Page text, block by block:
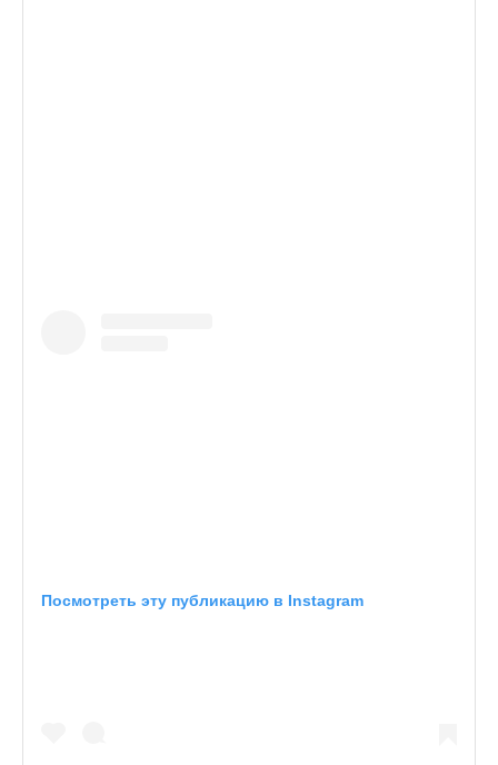
Посмотреть эту публикацию в Instagram